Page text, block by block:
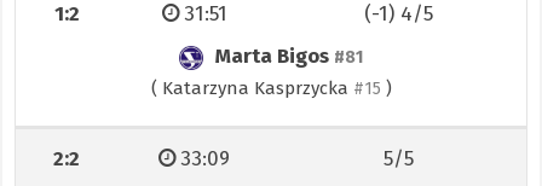
1:2
Marta Bigos #81
( Katarzyna Kasprzycka #15 )
(-1) 4/5
31:51
2:2
5/5
33:09